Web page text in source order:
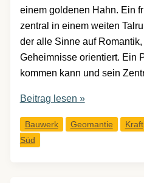
einem goldenen Hahn. Ein
zentral in einem weiten
der alle Sinne auf Romantik,
Geheimnisse orientiert. Ein
kommen kann und sein
St.
am
Moos
Beitrag lesen »
Bauwerk Geomantie
Süd